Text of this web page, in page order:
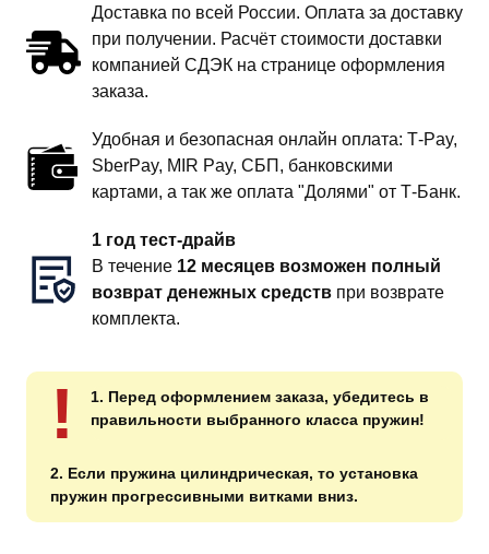
Доставка по всей России. Оплата за доставку
при получении. Расчёт стоимости доставки
компанией СДЭК на странице оформления
заказа.
Удобная и безопасная онлайн оплата: T‑Pay,
SberPay, MIR Pay, СБП, банковскими
картами, а так же оплата "Долями" от Т-Банк.
1 год тест-драйв
В течение 12 месяцев возможен полный
возврат денежных средств при возврате
комплекта.
!
1. Перед оформлением заказа, убедитесь в
правильности выбранного класса пружин!
2. Если пружина цилиндрическая, то установка
пружин прогрессивными витками вниз.